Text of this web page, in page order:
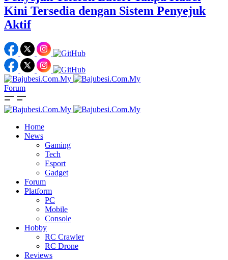
Kini Tersedia dengan Sistem Penyejuk
Aktif
Forum
Home
News
Gaming
Tech
Esport
Gadget
Forum
Platform
PC
Mobile
Console
Hobby
RC Crawler
RC Drone
Reviews